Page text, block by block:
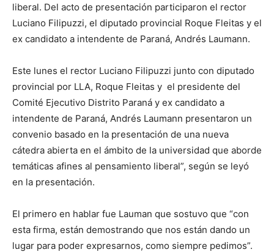
liberal. Del acto de presentación participaron el rector
Luciano Filipuzzi, el diputado provincial Roque Fleitas y el
ex candidato a intendente de Paraná, Andrés Laumann.
Este lunes el rector Luciano Filipuzzi junto con diputado
provincial por LLA, Roque Fleitas y el presidente del
Comité Ejecutivo Distrito Paraná y ex candidato a
intendente de Paraná, Andrés Laumann presentaron un
convenio basado en la presentación de una nueva
cátedra abierta en el ámbito de la universidad que aborde
temáticas afines al pensamiento liberal”, según se leyó
en la presentación.
El primero en hablar fue Lauman que sostuvo que “con
esta firma, están demostrando que nos están dando un
lugar para poder expresarnos, como siempre pedimos”.